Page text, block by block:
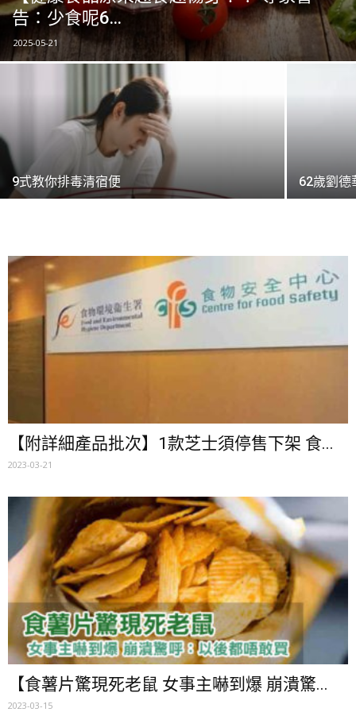
告：少食呢6...
2025-05-21
9式教你排毒清宿便 62歲劉德
【附詳細產品批次】1款芝士須停售下架 食...
2023-03-21
【食薯片驚現死老鼠 女事主嚇到爆 崩潰驚...
2023-03-15